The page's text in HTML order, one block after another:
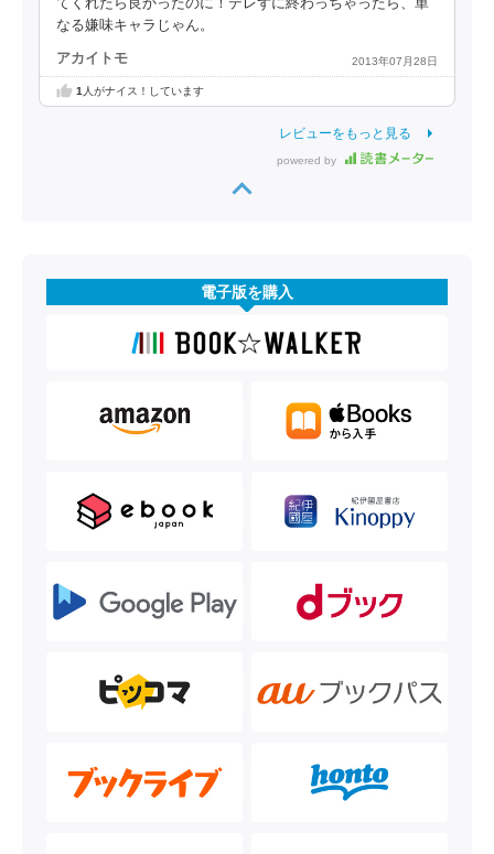
てくれたら良かったのに！デレずに終わっちゃったら、単
なる嫌味キャラじゃん。
アカイトモ 2013年07月28日
1 人がナイス！しています
レビューをもっと見る
powered by
電子版を購入